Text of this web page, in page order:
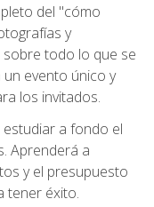
del "cómo
y
todo lo que se
evento único y
los invitados.
a fondo el
Aprenderá a
y el presupuesto
tener éxito.